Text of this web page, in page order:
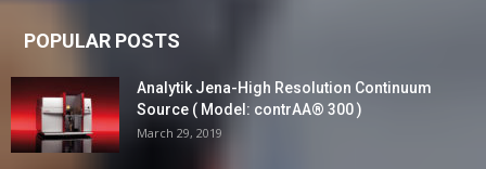
POPULAR POSTS
Analytik Jena-High Resolution Continuum
Source ( Model: contrAA® 300 )
March 29, 2019